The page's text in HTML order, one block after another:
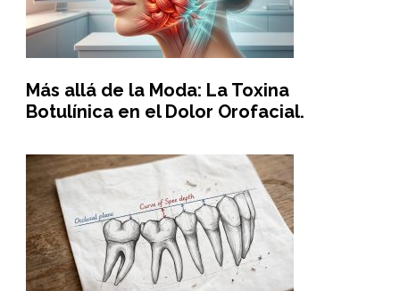
Más allá de la Moda: La Toxina
Botulínica en el Dolor Orofacial.